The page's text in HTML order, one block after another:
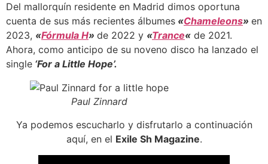
Del mallorquín residente en Madrid dimos oportuna
cuenta de sus más recientes álbumes «Chameleons» en
2023, «Fórmula H» de 2022 y «Trance« de 2021.
Ahora, como anticipo de su noveno disco ha lanzado el
single ‘For a Little Hope’.
Paul Zinnard
Ya podemos escucharlo y disfrutarlo a continuación
aquí, en el Exile Sh Magazine.